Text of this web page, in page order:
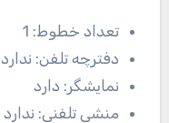
تعداد خطوط: 1
دفترچه تلفن: ندارد
نمایشگر: دارد
منشی تلفنی: ندارد